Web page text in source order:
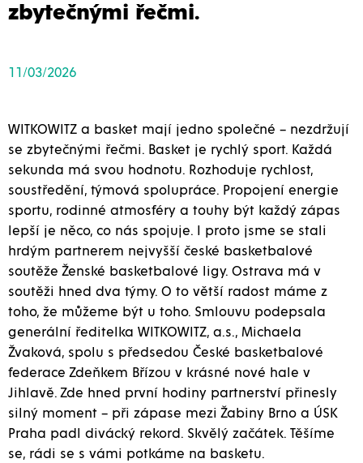
zbytečnými řečmi.
11/03/2026
WITKOWITZ a basket mají jedno společné – nezdržují
se zbytečnými řečmi. Basket je rychlý sport. Každá
sekunda má svou hodnotu. Rozhoduje rychlost,
soustředění, týmová spolupráce. Propojení energie
sportu, rodinné atmosféry a touhy být každý zápas
lepší je něco, co nás spojuje. I proto jsme se stali
hrdým partnerem nejvyšší české basketbalové
soutěže Ženské basketbalové ligy. Ostrava má v
soutěži hned dva týmy. O to větší radost máme z
toho, že můžeme být u toho. Smlouvu podepsala
generální ředitelka WITKOWITZ, a.s., Michaela
Žvaková, spolu s předsedou České basketbalové
federace Zdeňkem Břízou v krásné nové hale v
Jihlavě. Zde hned první hodiny partnerství přinesly
silný moment – při zápase mezi Žabiny Brno a ÚSK
Praha padl divácký rekord. Skvělý začátek. Těšíme
se, rádi se s vámi potkáme na basketu.